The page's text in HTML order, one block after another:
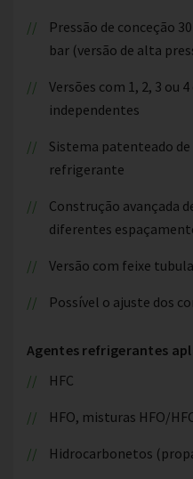
Pressão de conceção
bar (versão de alta
Versões com 1, 2, 3 ou
independentes
Sistema patenteado
refrigerante
Construção avançada
diferentes
Versão com feixe
Possível o ajuste dos
Agentes refrigerantes
HFC
HFO, misturas HFO/
Hidrocarbonetos